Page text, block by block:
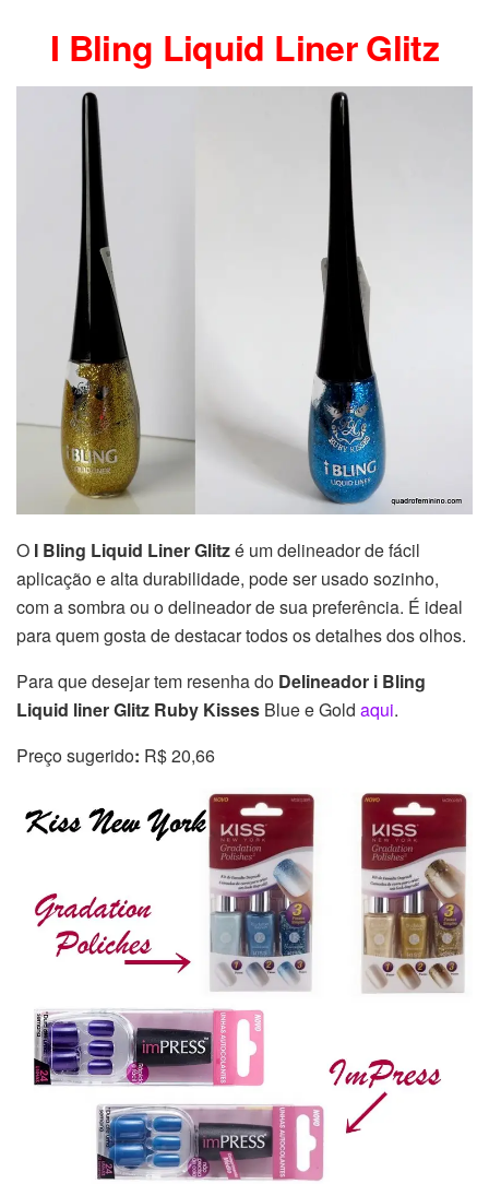
I Bling Liquid Liner Glitz
O I Bling Liquid Liner Glitzé um delineador de fácil
aplicação e alta durabilidade, pode ser usado sozinho,
com a sombra ou o delineador de sua preferência. É ideal
para quem gosta de destacar todos os detalhes dos olhos.
Para que desejar tem resenha do Delineador i Bling
Liquid liner Glitz Ruby Kisses Blue e Gold aqui.
Preço sugerido: R$ 20,66